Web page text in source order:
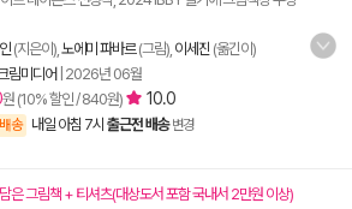
(지은이), 노에미 파바르(그림), 이세진 (옮긴이)
림미디어 2026년 06월
원 (10% 할인 / 840원) 10.0
송 내일 아침 7시 출근전 배송 변경
은 그림책 + 티셔츠(대상도서 포함 국내서 2만원 이상)